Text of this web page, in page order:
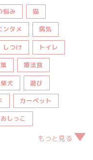
悩み 猫
ンタメ 病気
しつけ トイレ
療法食
柴犬 遊び
カーペット
おしっこ
もっと見る